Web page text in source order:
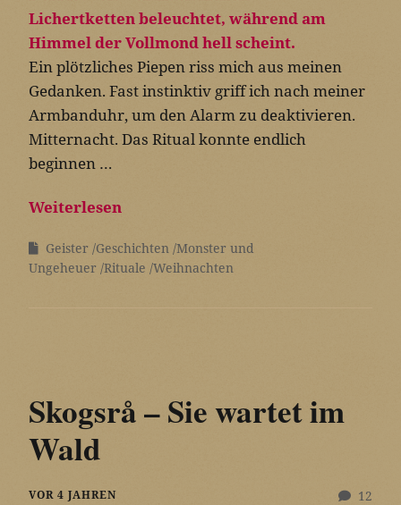
Ein plötzliches Piepen riss mich aus meinen
Gedanken. Fast instinktiv griff ich nach meiner
Armbanduhr, um den Alarm zu deaktivieren.
Mitternacht. Das Ritual konnte endlich
beginnen …
Weiterlesen
Geister Geschichten Monster und
Ungeheuer Rituale Weihnachten
Skogsrå – Sie wartet im
Wald
12
VOR 4 JAHREN